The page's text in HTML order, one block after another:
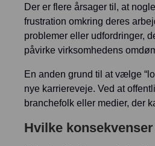
Der er flere årsager til, at
frustration omkring deres
problemer eller udfordringer,
påvirke virksomhedens
En anden grund til at vælge
nye karriereveje. Ved at
branchefolk eller medier, der
Hvilke